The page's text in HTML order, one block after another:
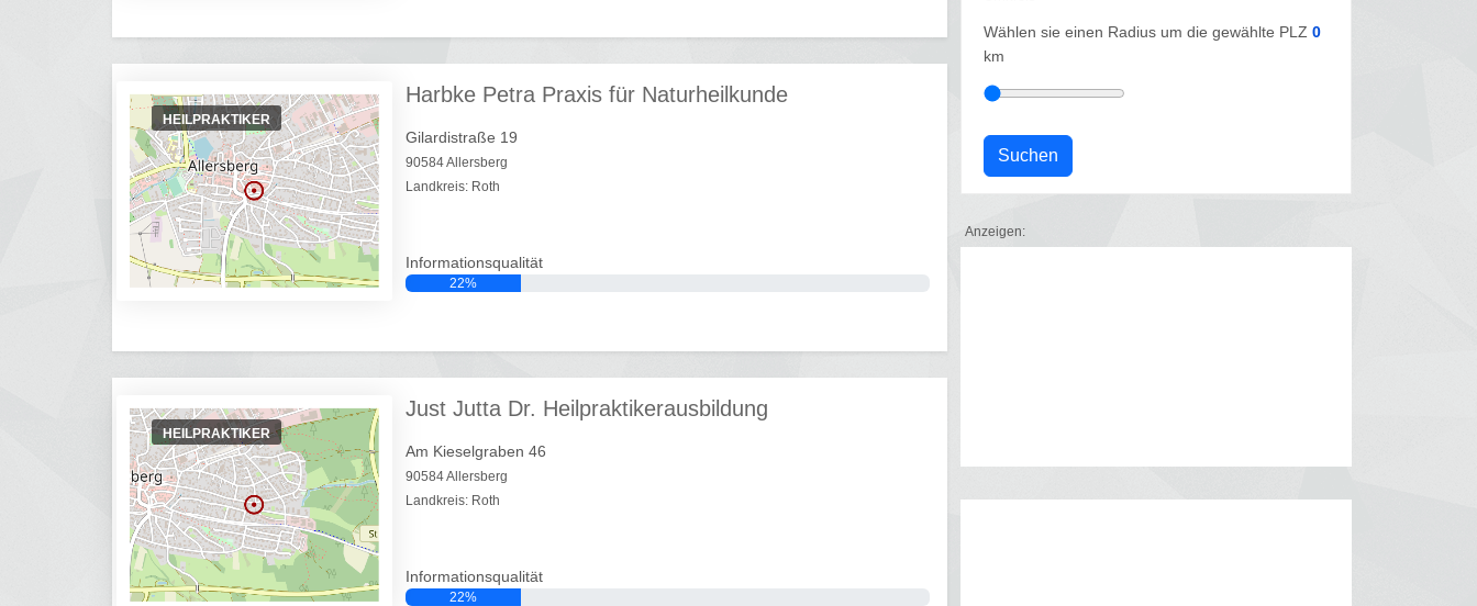
HEILPRAKTIKER
Harbke Petra Praxis für Naturheilkunde
Gilardistraße 19
90584 Allersberg
Landkreis: Roth
Informationsqualität
22%
HEILPRAKTIKER
Just Jutta Dr. Heilpraktikerausbildung
Am Kieselgraben 46
90584 Allersberg
Landkreis: Roth
Informationsqualität
22%
Wählen sie einen Radius um die gewählte PLZ 0
km
Anzeigen: